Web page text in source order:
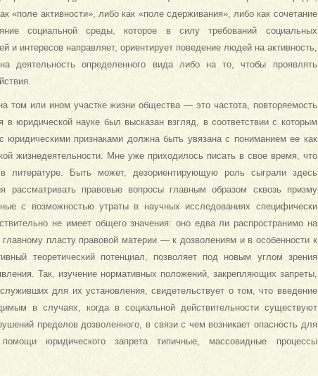
«поле активности», либо как «поле сдерживания», либо как сочетание
социальной среды, которое в силу требований социальных
и интересов направляет, ориентирует поведение людей на активность,
деятельность определенного вида либо на то, чтобы проявлять
том или ином участке жизни общества — это частота, повторяемость
юридической науке был высказан взгляд, в соответствии с которым
юридическими признаками должна быть увязана с пониманием ее как
жизнедеятельности. Мне уже приходилось писать в свое время, что
литературе. Быть может, дезориентирующую роль сыграли здесь
рассматривать правовые вопросы главным образом сквозь призму
с возможностью утраты в научных исследованиях специфически
не имеет общего значения: оно едва ли распространимо на
пласту правовой материи — к дозволениям и в особенности к
теоретический потенциал, позволяет под новым углом зрения
Так, изучение нормативных положений, закрепляющих запреты,
для их установления, свидетельствует о том, что введение
в случаях, когда в социальной действительности существуют
пределов дозволенного, в связи с чем возникает опасность для
юридического запрета типичные, массовидные процессы